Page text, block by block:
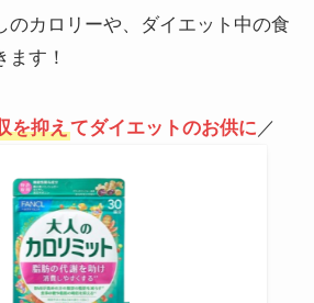
のカロリーや、ダイエット中の食
す！
を抑えてダイエットのお供に ／